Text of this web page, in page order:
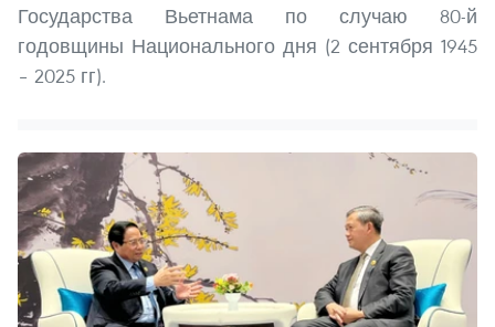
Государства Вьетнама по случаю 80-й
годовщины Национального дня (2 сентября 1945
– 2025 гг).